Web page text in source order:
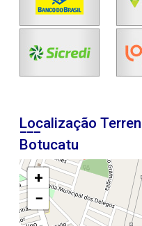
Localização
Botucatu
+
−